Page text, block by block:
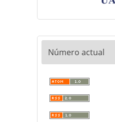
Número actual